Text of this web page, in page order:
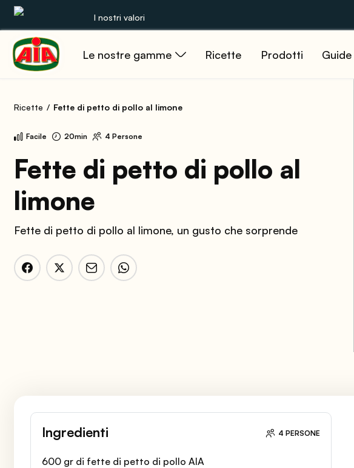
I nostri valori
Le nostre gamme Ricette Prodotti Guide
Le nostre gamme
Guide
Concorsi
Mondo AIA
Ricette Fette di petto di pollo al limone
Facile 20min 4 Persone
Fette di petto di pollo al
limone
Fette di petto di pollo al limone, un gusto che sorprende
Ingredienti 4 PERSONE
600 gr di fette di petto di pollo AIA